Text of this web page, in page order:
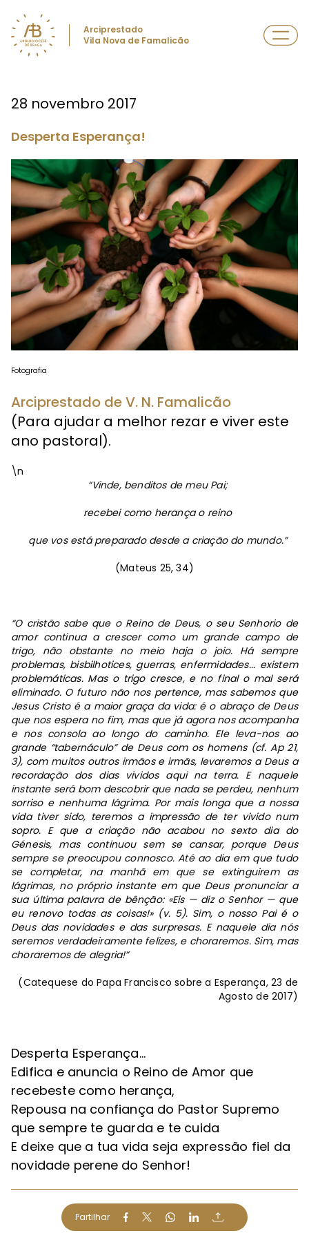
Arciprestado
Vila Nova de Famalicão
28 novembro 2017
Desperta Esperança!
Fotografia
Arciprestado de V. N. Famalicão
(Para ajudar a melhor rezar e viver este
ano pastoral).
\n
“Vinde, benditos de meu Pai;
recebei como herança o reino
que vos está preparado desde a criação do mundo.”
(Mateus 25, 34)
“O cristão sabe que o Reino de Deus, o seu Senhorio de
amor continua a crescer como um grande campo de
trigo, não obstante no meio haja o joio. Há sempre
problemas, bisbilhotices, guerras, enfermidades... existem
problemáticas. Mas o trigo cresce, e no final o mal será
eliminado. O futuro não nos pertence, mas sabemos que
Jesus Cristo é a maior graça da vida: é o abraço de Deus
que nos espera no fim, mas que já agora nos acompanha
e nos consola ao longo do caminho. Ele leva-nos ao
grande “tabernáculo” de Deus com os homens (cf. Ap 21,
3), com muitos outros irmãos e irmãs, levaremos a Deus a
recordação dos dias vividos aqui na terra. E naquele
instante será bom descobrir que nada se perdeu, nenhum
sorriso e nenhuma lágrima. Por mais longa que a nossa
vida tiver sido, teremos a impressão de ter vivido num
sopro. E que a criação não acabou no sexto dia do
Génesis, mas continuou sem se cansar, porque Deus
sempre se preocupou connosco. Até ao dia em que tudo
se completar, na manhã em que se extinguirem as
lágrimas, no próprio instante em que Deus pronunciar a
sua última palavra de bênção: «Eis — diz o Senhor — que
eu renovo todas as coisas!» (v. 5). Sim, o nosso Pai é o
Deus das novidades e das surpresas. E naquele dia nós
seremos verdadeiramente felizes, e choraremos. Sim, mas
choraremos de alegria!”
(Catequese do Papa Francisco sobre a Esperança, 23 de
Agosto de 2017)
Desperta Esperança…
Edifica e anuncia o Reino de Amor que
recebeste como herança,
Repousa na confiança do Pastor Supremo
que sempre te guarda e te cuida
E deixe que a tua vida seja expressão fiel da
novidade perene do Senhor!
Partilhar